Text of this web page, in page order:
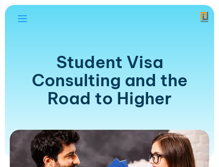
Student Visa
Consulting and the
Road to Higher